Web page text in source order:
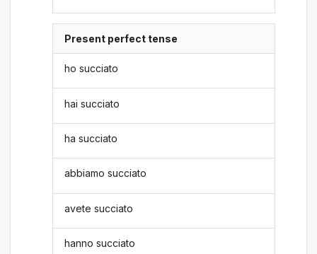
Present perfect tense
ho succiato
hai succiato
ha succiato
abbiamo succiato
avete succiato
hanno succiato